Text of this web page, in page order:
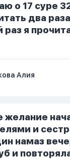
о 17 суре
два
раз я
сначала
стало
лезть
раз когда
что
что намаз
Алия
желание
и
намаз
и